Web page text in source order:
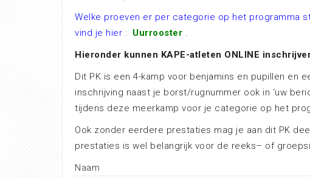
Welke proeven er per categorie op het programma
vind je hier : Uurrooster .
Hieronder kunnen KAPE-atleten ONLINE
Dit PK is een 4-kamp voor benjamins en pupillen en
inschrijving naast je borst/rugnummer ook in ‘uw
tijdens deze meerkamp voor je categorie op het
Ook zonder eerdere prestaties mag je aan dit PK
prestaties is wel belangrijk voor de reeks– of
Naam